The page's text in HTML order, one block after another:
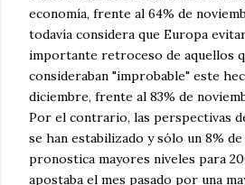
economía, frente al 64% de
todavía considera que Europa
importante retroceso de aquellos
consideraban "improbable" este
diciembre, frente al 83% de
Por el contrario, las perspectivas
se han estabilizado y sólo un 8%
pronostica mayores niveles para
apostaba el mes pasado por una